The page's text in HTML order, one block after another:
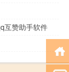
互赞助手软件